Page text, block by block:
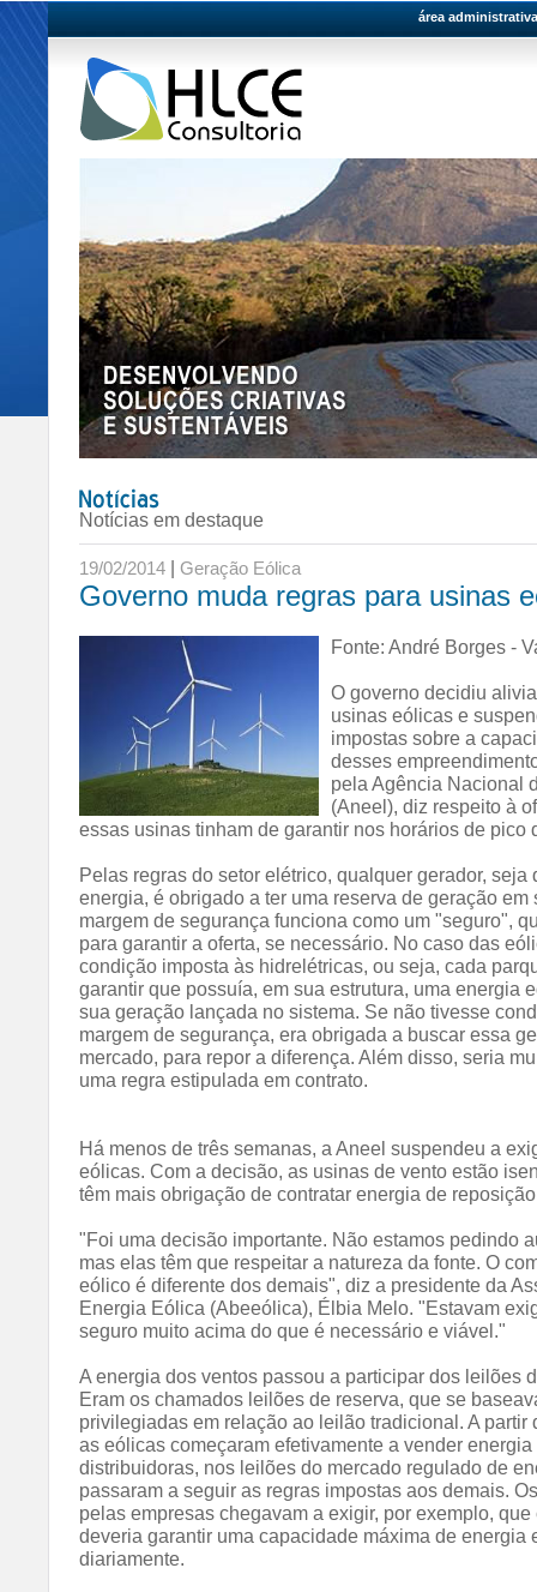
área
Notícias em destaque
19/02/2014 | Geração Eólica
Governo muda regras para usinas
Fonte: André Borges -
O governo decidiu
usinas eólicas e
impostas sobre a
desses
pela Agência Nacional
(Aneel), diz respeito à
essas usinas tinham de garantir nos horários de pico
Pelas regras do setor elétrico, qualquer gerador, seja
energia, é obrigado a ter uma reserva de geração em
margem de segurança funciona como um "seguro",
para garantir a oferta, se necessário. No caso das
condição imposta às hidrelétricas, ou seja, cada
garantir que possuía, em sua estrutura, uma energia
sua geração lançada no sistema. Se não tivesse
margem de segurança, era obrigada a buscar essa
mercado, para repor a diferença. Além disso, seria
uma regra estipulada em contrato.
Há menos de três semanas, a Aneel suspendeu a
eólicas. Com a decisão, as usinas de vento estão
têm mais obrigação de contratar energia de
"Foi uma decisão importante. Não estamos pedindo
mas elas têm que respeitar a natureza da fonte. O
eólico é diferente dos demais", diz a presidente da
Energia Eólica (Abeeólica), Élbia Melo. "Estavam
seguro muito acima do que é necessário e viável."
A energia dos ventos passou a participar dos leilões
Eram os chamados leilões de reserva, que se
privilegiadas em relação ao leilão tradicional. A partir
as eólicas começaram efetivamente a vender energia
distribuidoras, nos leilões do mercado regulado de
passaram a seguir as regras impostas aos demais.
pelas empresas chegavam a exigir, por exemplo,
deveria garantir uma capacidade máxima de energia
diariamente.